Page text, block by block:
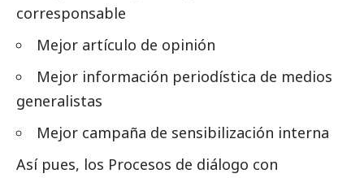
corresponsable
Mejor artículo de opinión
Mejor información periodística de medios
generalistas
Mejor campaña de sensibilización interna
Así pues, los Procesos de diálogo con